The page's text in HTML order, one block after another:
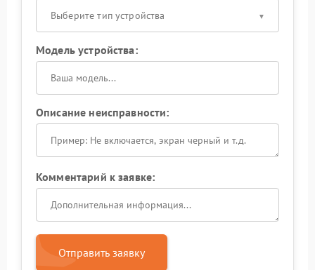
Выберите тип устройства
Модель устройства:
Описание неисправности:
Комментарий к заявке:
Отправить заявку